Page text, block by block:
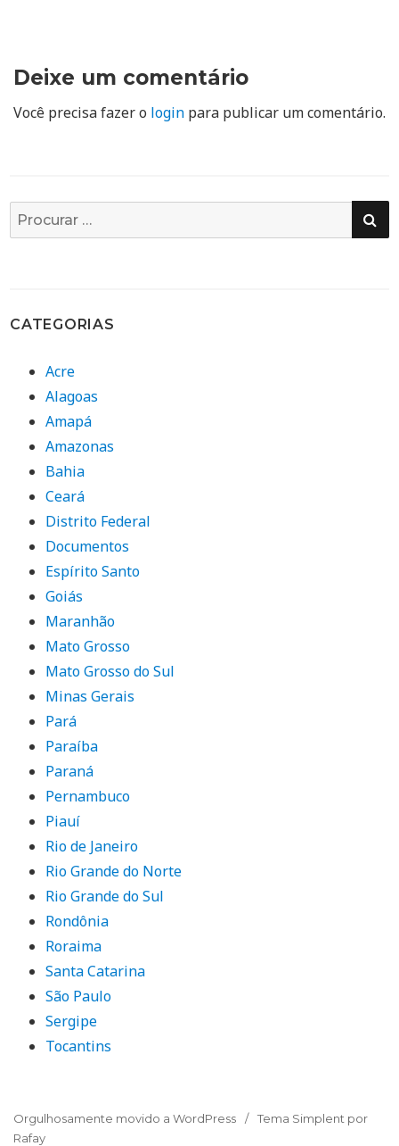
Deixe um comentário
Você precisa fazer o login para publicar um comentário.
Busca
por:
CATEGORIAS
Acre
Alagoas
Amapá
Amazonas
Bahia
Ceará
Distrito Federal
Documentos
Espírito Santo
Goiás
Maranhão
Mato Grosso
Mato Grosso do Sul
Minas Gerais
Pará
Paraíba
Paraná
Pernambuco
Piauí
Rio de Janeiro
Rio Grande do Norte
Rio Grande do Sul
Rondônia
Roraima
Santa Catarina
São Paulo
Sergipe
Tocantins
Orgulhosamente movido a WordPress
Tema Simplent por
Rafay